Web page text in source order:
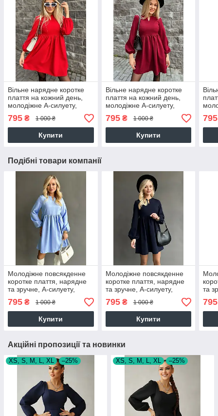
Вільне нарядне коротке
плаття на кожний день,
молодіжне А-силуету,
червоне
795 ₴ 1 000 ₴
Купити
Вільне нарядне коротке
плаття на кожний день,
молодіжне А-силуету,
бордове
795₴ 1 000 ₴
Купити
795
Подібні товари компанії
Молодіжне повсякденне
коротке плаття, нарядне
та зручне, А-силуету,
795 ₴ 1 000 ₴
Купити
Молодіжне повсякденне
коротке плаття, нарядне
та зручне, А-силуету,
795₴ 1 000 ₴
Купити
та
795
Акційні пропозиції та новинки
XS, S, M, L, XL –25% XS, S, M, L, XL –25%